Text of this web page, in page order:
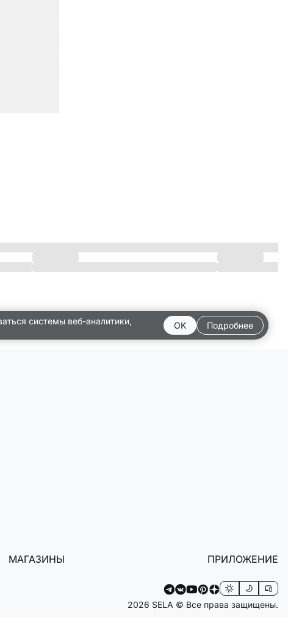
системы веб-аналитики,
OK Подробнее
МАГАЗИНЫ ПРИЛОЖЕНИЕ
2026 SELA © Все права защищены.